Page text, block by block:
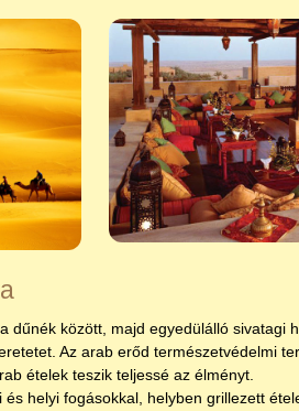
dűnék között, majd egyedülálló
Az arab erőd természetvédelmi
ételek teszik teljessé az élményt.
helyi fogásokkal, helyben grillezett